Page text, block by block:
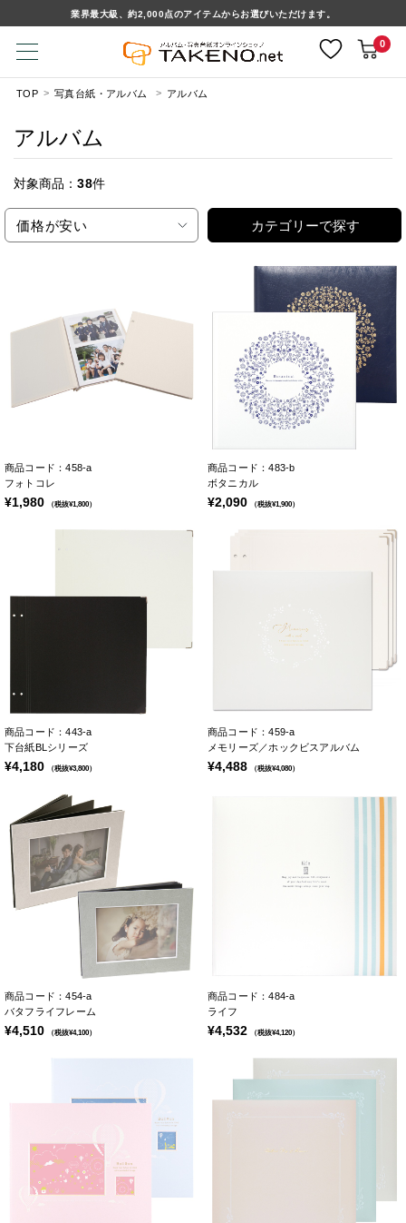
業界最大級、約2,000点のアイテムからお選びいただけます。
0
TOP 写真台紙・アルバム アルバム
アルバム
対象商品： 38件
価格が安い カテゴリーで探す
商品コード：458-a
フォトコレ
¥1,980 （税抜¥1,800）
商品コード：483-b
ボタニカル
¥2,090 （税抜¥1,900）
商品コード：443-a
下台紙BLシリーズ
¥4,180 （税抜¥3,800）
商品コード：459-a
メモリーズ／ホックビスアルバム
¥4,488 （税抜¥4,080）
商品コード：454-a
バタフライフレーム
¥4,510 （税抜¥4,100）
商品コード：484-a
ライフ
¥4,532 （税抜¥4,120）